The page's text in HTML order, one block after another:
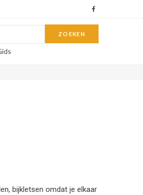
c
bijkletsen omdat je elkaar